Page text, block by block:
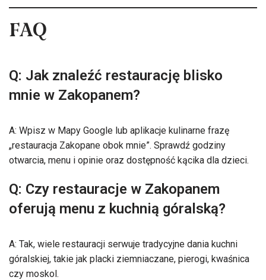
FAQ
Q: Jak znaleźć restaurację blisko
mnie w Zakopanem?
A: Wpisz w Mapy Google lub aplikacje kulinarne frazę
„restauracja Zakopane obok mnie”. Sprawdź godziny
otwarcia, menu i opinie oraz dostępność kącika dla dzieci.
Q: Czy restauracje w Zakopanem
oferują menu z kuchnią góralską?
A: Tak, wiele restauracji serwuje tradycyjne dania kuchni
góralskiej, takie jak placki ziemniaczane, pierogi, kwaśnica
czy moskol.